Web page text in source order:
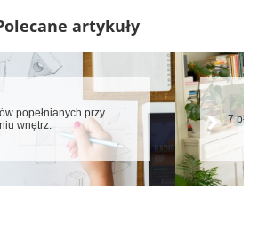
artykuły
zepsują aranżację małych mieszkań